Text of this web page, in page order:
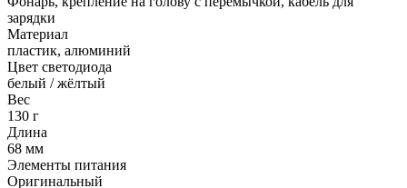
зарядки
Материал
пластик, алюминий
Цвет светодиода
белый / жёлтый
Вес
130 г
Длина
68 мм
Элементы питания
Оригинальный